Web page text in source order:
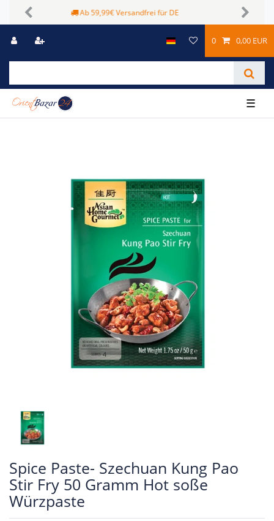
Sichere Zahlungsmöglichkeiten
Previous Next
0 0,00 EUR
☰
Spice Paste- Szechuan Kung Pao
Stir Fry 50 Gramm Hot soße
Würzpaste